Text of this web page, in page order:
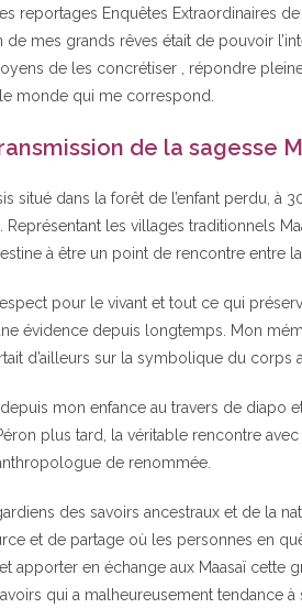
reportages Enquêtes Extraordinaires de
de mes grands rêves était de pouvoir
de les concrétiser , répondre
monde qui me correspond.
de la sagesse
situé dans la forêt de l’enfant perdu, à
Représentant les villages traditionnels
à être un point de rencontre entre
pour le vivant et tout ce qui
évidence depuis longtemps. Mon
d’ailleurs sur la symbolique du corps
mon enfance au travers de diapo
plus tard, la véritable rencontre
de renommée.
des savoirs ancestraux et de la
et de partage où les personnes en
et apporter en échange aux Maasaï
qui a malheureusement tendance à